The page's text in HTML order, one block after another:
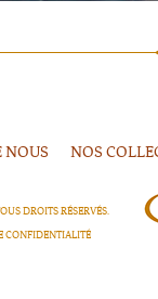
NOUS NOS
DROITS RÉSERVÉS.
CONFIDENTIALITÉ